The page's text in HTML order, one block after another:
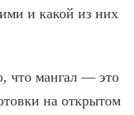
и какой из них
что мангал — это
на открытом